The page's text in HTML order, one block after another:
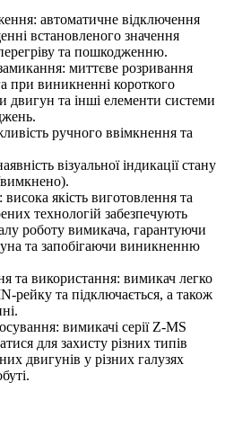
автоматичне відключення
встановленого значення
та пошкодженню.
миттєве розривання
при виникненні короткого
двигун та інші елементи системи
ручного ввімкнення та
візуальної індикації стану
висока якість виготовлення та
технологій забезпечують
роботу вимикача, гарантуючи
та запобігаючи виникненню
та використання: вимикач легко
рейку та підключається, а також
вимикачі серії Z-MS
для захисту різних типів
двигунів у різних галузях